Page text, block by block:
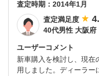
査定時期： 2014年1月
査定満足度
40代男性 大阪府
ユーザーコメント
新車購入を検討し、現在
用しました。ディーラー